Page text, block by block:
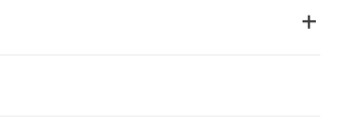
ション
テム構築支援
いるもの